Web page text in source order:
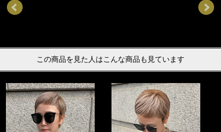
この商品を見た人はこんな商品も見ています